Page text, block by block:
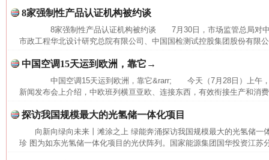
8家强制性产品认证机构被约谈
8家强制性产品认证机构被约谈 7月30日，市场监管总局对中
市政工程华北设计研究总院有限公司、中国国检测试控股集团股份有限
中国空调15天运到欧洲，靠它→
中国空调15天运到欧洲，靠它&rarr; 今天（7月28日）上午，
新闻发布会上介绍，中欧班列横亘亚欧、连接东西，有效衔接生产和消
探访我国规模最大的光氢储一体化项目
向新向绿向未来丨滩涂之上 绿能奔涌探访我国规模最大的光氢储一
珍 图为如东光氢储一体化项目的光伏阵列。国家能源集团国华投资
这是一记警钟！